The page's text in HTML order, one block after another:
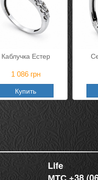
Каблучка Естер
1 086грн
Купить
Life